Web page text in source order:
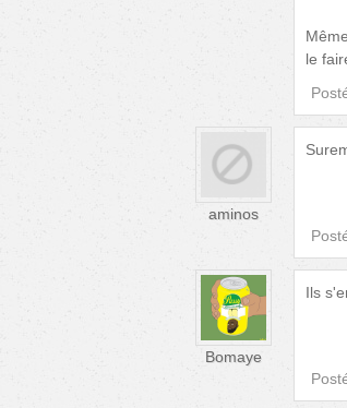
le
aminos
Bomaye
Ils